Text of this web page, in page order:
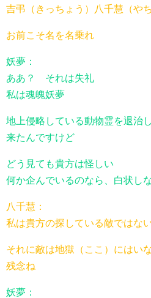
吉弔（きっちょう）八千慧（や
お前こそ名を名乗れ
妖夢：
ああ？ それは失礼
私は魂魄妖夢
地上侵略している動物霊を退治
来たんですけど
どう見ても貴方は怪しい
何か企んでいるのなら、白状し
八千慧：
私は貴方の探している敵ではな
それに敵は地獄（ここ）にはい
残念ね
妖夢：